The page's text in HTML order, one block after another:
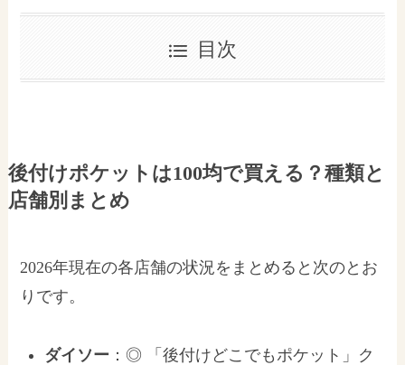
目次
後付けポケットは100均で買える？種類と
店舗別まとめ
2026年現在の各店舗の状況をまとめると次のとお
りです。
ダイソー ：◎ 「後付けどこでもポケット」ク